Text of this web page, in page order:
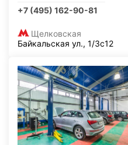
+7 (495) 162-90-81
Щелковская
Байкальская ул., 1/3с12